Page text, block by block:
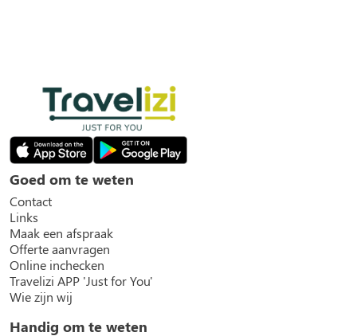
Goed om te weten
Contact
Links
Maak een afspraak
Offerte aanvragen
Online inchecken
Travelizi APP 'Just for You'
Wie zijn wij
Handig om te weten